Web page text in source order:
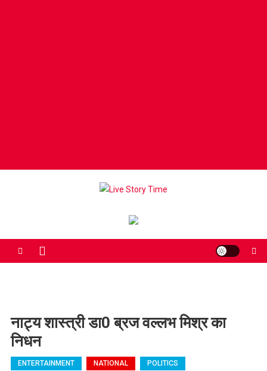
Live Story Time
नाट्य शास्त्री डा0 ब्रज वल्लभ मिश्र का
निधन
ENTERTAINMENT NATIONAL
POLITICS